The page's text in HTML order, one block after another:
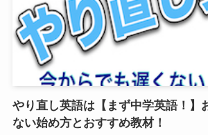
やり直し英語は【まず中学英語！】
ない始め方とおすすめ教材！